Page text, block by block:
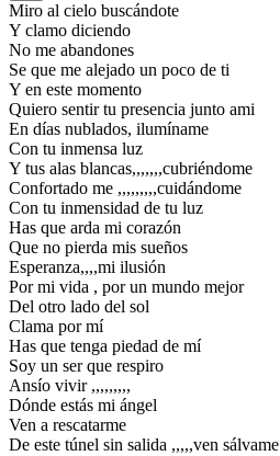
Miro al cielo buscándote
Y clamo diciendo
No me abandones
Se que me alejado un poco de ti
Y en este momento
Quiero sentir tu presencia junto ami
En días nublados, ilumíname
Con tu inmensa luz
Y tus alas blancas,,,,,,,cubriéndome
Confortado me ,,,,,,,,,cuidándome
Con tu inmensidad de tu luz
Has que arda mi corazón
Que no pierda mis sueños
Esperanza,,,,mi ilusión
Por mi vida , por un mundo mejor
Del otro lado del sol
Clama por mí
Has que tenga piedad de mí
Soy un ser que respiro
Ansío vivir ,,,,,,,,,
Dónde estás mi ángel
Ven a rescatarme
De este túnel sin salida ,,,,,ven sálvame